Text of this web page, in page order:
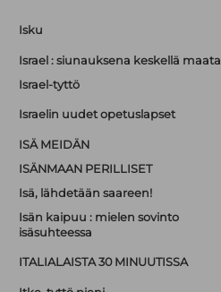
Isku
Israel : siunauksena keskellä maata
Israel-tyttö
Israelin uudet opetuslapset
ISÄ MEIDÄN
ISÄNMAAN PERILLISET
Isä, lähdetään saareen!
Isän kaipuu : mielen sovinto
isäsuhteessa
ITALIALAISTA 30 MINUUTISSA